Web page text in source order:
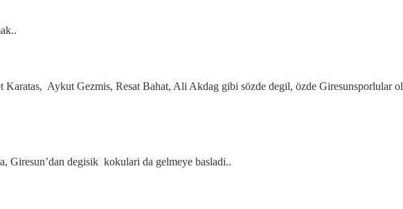
Aykut Gezmis, Resat Bahat, Ali Akdag gibi sözde degil, özde Giresunsporlular
Giresun’dan degisik kokulari da gelmeye basladi..